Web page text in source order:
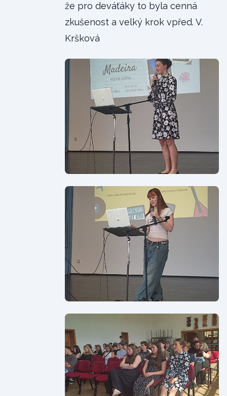
že pro deváťáky to byla cenná
zkušenost a velký krok vpřed. V.
Kršková